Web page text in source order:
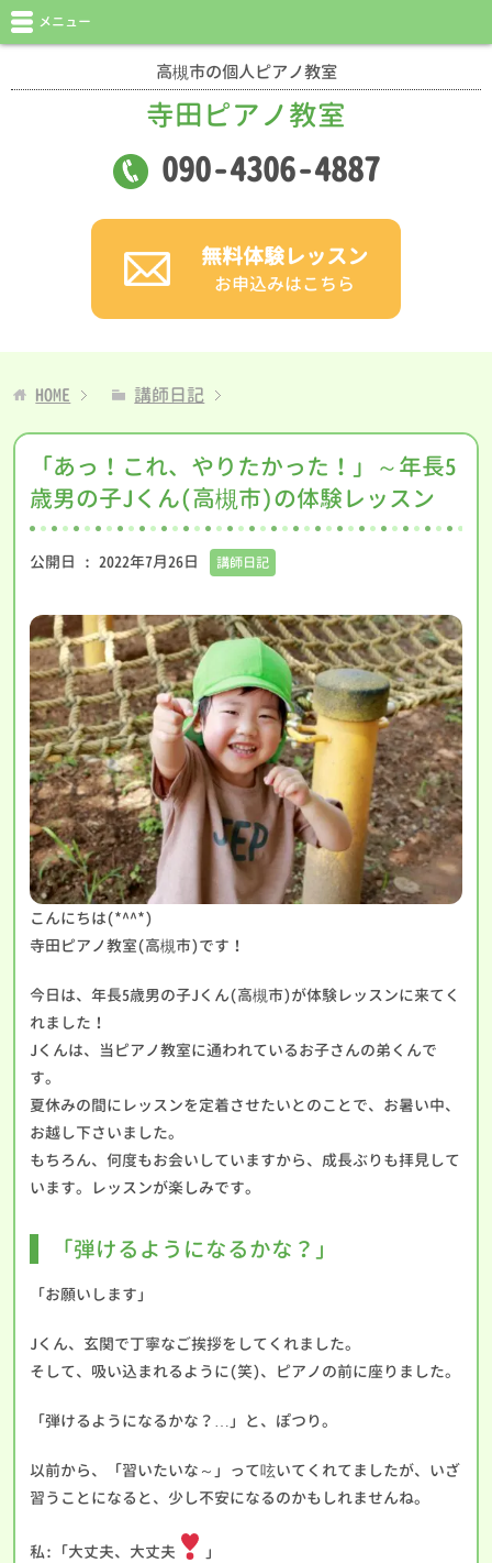
高槻市の個人ピアノ教室
寺田ピアノ教室
090-4306-4887
無料体験レッスン
お申込みはこちら
メニュー
HOME 講師日記
「あっ！これ、やりたかった！」～年長5
歳男の子Jくん(高槻市)の体験レッスン
公開日 : 2022年7月26日 講師日記
こんにちは(*^^*)
寺田ピアノ教室(高槻市)です！
今日は、年長5歳男の子Jくん(高槻市)が体験レッスンに来てく
れました！
Jくんは、当ピアノ教室に通われているお子さんの弟くんで
す。
夏休みの間にレッスンを定着させたいとのことで、お暑い中、
お越し下さいました。
もちろん、何度もお会いしていますから、成長ぶりも拝見して
います。レッスンが楽しみです。
「弾けるようになるかな？」
「お願いします」
Jくん、玄関で丁寧なご挨拶をしてくれました。
そして、吸い込まれるように(笑)、ピアノの前に座りました。
「弾けるようになるかな？…」と、ぽつり。
以前から、「習いたいな～」って呟いてくれてましたが、いざ
習うことになると、少し不安になるのかもしれませんね。
私:「大丈夫、大丈夫 」